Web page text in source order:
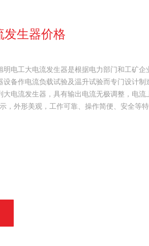
生器价格
电工大电流发生器是根据电力部门和工矿企
备作电流负载试验及温升试验而专门设计制
电流发生器，具有输出电流无极调整，电
，外形美观，工作可靠、操作简便、安全等